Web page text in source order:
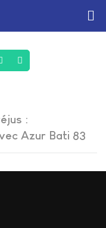
:
Azur Bati 83